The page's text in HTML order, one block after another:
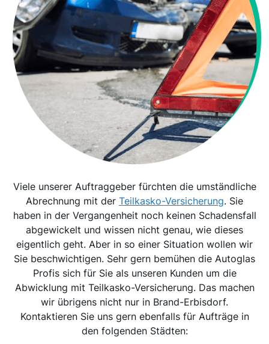
Viele unserer Auftraggeber fürchten die umständliche
Abrechnung mit der Teilkasko-Versicherung. Sie
haben in der Vergangenheit noch keinen Schadensfall
abgewickelt und wissen nicht genau, wie dieses
eigentlich geht. Aber in so einer Situation wollen wir
Sie beschwichtigen. Sehr gern bemühen die Autoglas
Profis sich für Sie als unseren Kunden um die
Abwicklung mit Teilkasko-Versicherung. Das machen
wir übrigens nicht nur in Brand-Erbisdorf.
Kontaktieren Sie uns gern ebenfalls für Aufträge in
den folgenden Städten: